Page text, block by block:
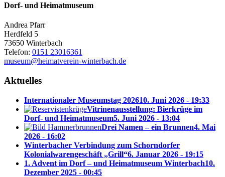
Dorf- und Heimatmuseum
Andrea Pfarr
Herdfeld 5
73650 Winterbach
Telefon: 0151 23016361
museum@heimatverein-winterbach.de
Aktuelles
Internationaler Museumstag 202610. Juni 2026 - 19:33
Vitrinenausstellung: Bierkrüge im
Dorf- und Heimatmuseum5. Juni 2026 - 13:04
Drei Namen – ein Brunnen4. Mai
2026 - 16:02
Winterbacher Verbindung zum Schorndorfer
Kolonialwarengeschäft „Grill“6. Januar 2026 - 19:15
1. Advent im Dorf – und Heimatmuseum Winterbach10.
Dezember 2025 - 00:45